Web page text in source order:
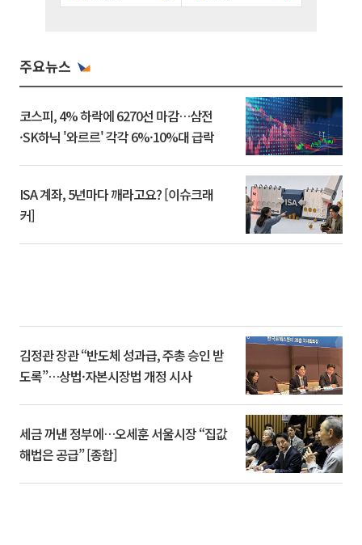
주요뉴스
코스피, 4% 하락에 6270선 마감…삼전
·SK하닉 '와르르' 각각 6%·10%대 급락
ISA 계좌, 5년마다 깨라고요? [이슈크래
커]
김정관 장관 “반도체 성과급, 주총 승인 받
도록”…상법·자본시장법 개정 시사
세금 꺼낸 정부에…오세훈 서울시장 “집값
해법은 공급” [종합]